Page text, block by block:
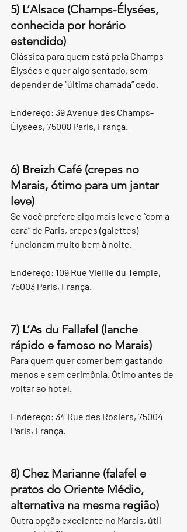
5) L’Alsace (Champs-Élysées,
conhecida por horário
estendido)
Clássica para quem está pela Champs-
Élysées e quer algo sentado, sem
depender de “última chamada” cedo.
Endereço: 39 Avenue des Champs-
Élysées, 75008 Paris, França.
6) Breizh Café (crepes no
Marais, ótimo para um jantar
leve)
Se você prefere algo mais leve e “com a
cara” de Paris, crepes (galettes)
funcionam muito bem à noite.
Endereço: 109 Rue Vieille du Temple,
75003 Paris, França.
7) L’As du Fallafel (lanche
rápido e famoso no Marais)
Para quem quer comer bem gastando
menos e sem cerimônia. Ótimo antes de
voltar ao hotel.
Endereço: 34 Rue des Rosiers, 75004
Paris, França.
8) Chez Marianne (falafel e
pratos do Oriente Médio,
alternativa na mesma região)
Outra opção excelente no Marais, útil